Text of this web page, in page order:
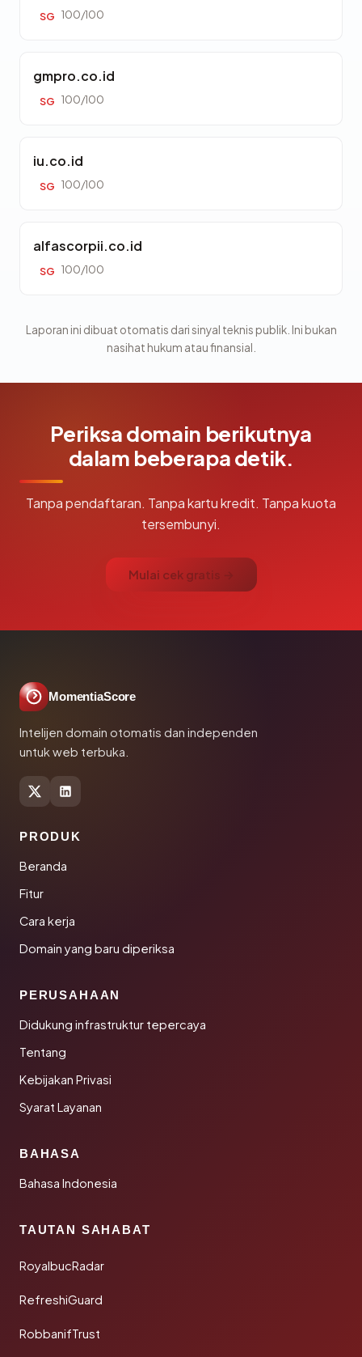
SG 100/100
gmpro.co.id
SG 100/100
iu.co.id
SG 100/100
alfascorpii.co.id
SG 100/100
Laporan ini dibuat otomatis dari sinyal teknis publik. Ini bukan
nasihat hukum atau finansial.
Periksa domain berikutnya
dalam beberapa detik.
Tanpa pendaftaran. Tanpa kartu kredit. Tanpa kuota
tersembunyi.
Mulai cek gratis →
MomentiaScore
Intelijen domain otomatis dan independen
untuk web terbuka.
PRODUK
Beranda
Fitur
Cara kerja
Domain yang baru diperiksa
PERUSAHAAN
Didukung infrastruktur tepercaya
Tentang
Kebijakan Privasi
Syarat Layanan
BAHASA
Bahasa Indonesia
TAUTAN SAHABAT
RoyalbucRadar
RefreshiGuard
RobbanifTrust